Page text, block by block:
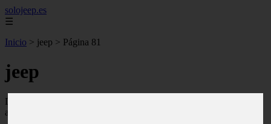
solojeep.es
☰
Inicio > jeep > Página 81
jeep
Descubre todas las noticias de la categoría jeep. Artículos
actualizados y contenido de calidad en solojeep.es.